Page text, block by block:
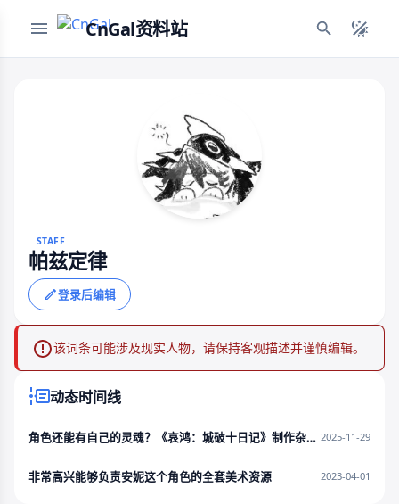
CnGal资料站
STAFF
帕兹定律
登录后编辑
该词条可能涉及现实人物，请保持客观描述并谨慎编辑。
动态时间线
角色还能有自己的灵魂？《哀鸿：城破十日记》制作杂谈二 2025-11-29
非常高兴能够负责安妮这个角色的全套美术资源 2023-04-01